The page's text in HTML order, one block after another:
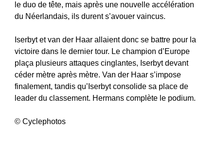
le duo de tête, mais après une nouvelle accélération
du Néerlandais, ils durent s’avouer vaincus.
Iserbyt et van der Haar allaient donc se battre pour la
victoire dans le dernier tour. Le champion d’Europe
plaça plusieurs attaques cinglantes, Iserbyt devant
céder mètre après mètre. Van der Haar s’impose
finalement, tandis qu’Iserbyt consolide sa place de
leader du classement. Hermans complète le podium.
© Cyclephotos